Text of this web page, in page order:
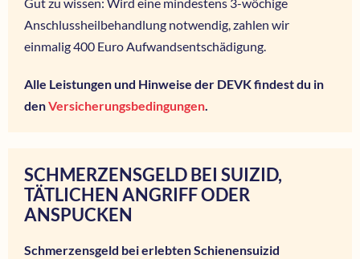
Gut zu wissen: Wird eine mindestens 3-wöchige
Anschlussheilbehandlung notwendig, zahlen wir
einmalig 400 Euro Aufwandsentschädigung.
Alle Leistungen und Hinweise der DEVK findest du in
denVersicherungsbedingungen.
SCHMERZENSGELD BEI SUIZID,
TÄTLICHEN ANGRIFF ODER
ANSPUCKEN
Schmerzensgeld bei erlebten Schienensuizid